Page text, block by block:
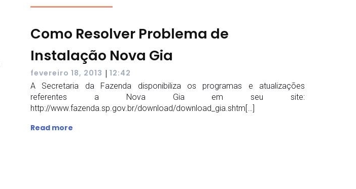
Como Resolver Problema de
Instalação Nova Gia
fevereiro 18, 2013 | 12:42
A Secretaria da Fazenda disponibiliza os programas e atualizações
referentes a Nova Gia em seu site:
http://www.fazenda.sp.gov.br/download/download_gia.shtm[…]
Read more